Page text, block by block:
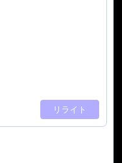
リライト